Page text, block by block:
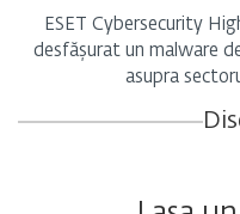
ESET Cybersecurity
desfășurat un malware
asupra